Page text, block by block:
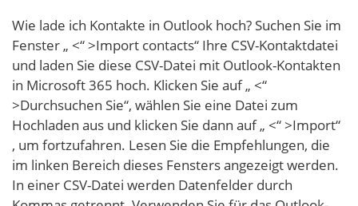
Wie lade ich Kontakte in Outlook hoch? Suchen Sie im
Fenster „ <“ >Import contacts“ Ihre CSV-Kontaktdatei
und laden Sie diese CSV-Datei mit Outlook-Kontakten
in Microsoft 365 hoch. Klicken Sie auf „ <“
>Durchsuchen Sie“, wählen Sie eine Datei zum
Hochladen aus und klicken Sie dann auf „ <“ >Import“
, um fortzufahren. Lesen Sie die Empfehlungen, die
im linken Bereich dieses Fensters angezeigt werden.
In einer CSV-Datei werden Datenfelder durch